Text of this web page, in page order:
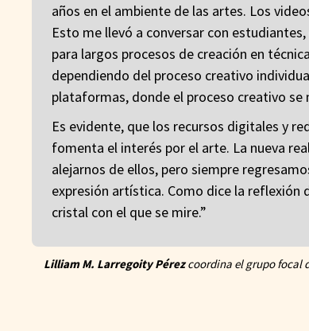
años en el ambiente de las artes. Los
Esto me llevó a conversar con
para largos procesos de creación en
dependiendo del proceso creativo
plataformas, donde el proceso creativo
Es evidente, que los recursos digitales y
fomenta el interés por el arte. La nueva
alejarnos de ellos, pero siempre
expresión artística. Como dice la reflexión
cristal con el que se mire.”
Lilliam M. Larregoity Pérezcoordina el grupo focal